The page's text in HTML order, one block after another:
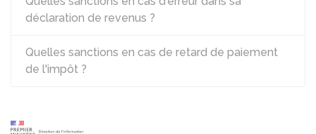
déclaration de revenus ?
Quelles sanctions en cas de retard de paiement
de l'impôt ?